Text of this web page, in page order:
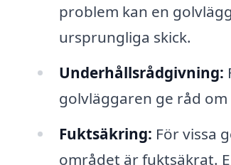
problem kan en
ursprungliga skick.
Underhållsrådgivning:
golvläggaren ge råd
Fuktsäkring: För vissa
området är fuktsäkrat.